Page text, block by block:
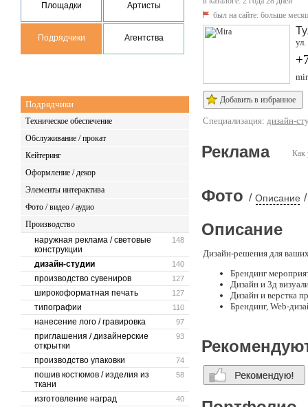
Площадки Артисты
Подрядчики Агентства
Подрядчики
Техническое обеспечение
Обслуживание / прокат
Кейтеринг
Оформление / декор
Элементы интерактива
Фото / видео / аудио
Производство
148
наружная реклама / световые
конструкции
140
дизайн-студии
127
производство сувениров
127
широкоформатная печать
110
типографии
97
нанесение лого / гравировка
93
приглашения / дизайнерские
открытки
74
производство упаковки
58
пошив костюмов / изделия из
ткани
40
изготовление наград
был на сайте: больше
Добавить в избранное
Специализация: дизайн-
Как
Реклама
Фото / Описание /
Описание
Дизайн-решения для
Брендинг
Дизайн и 3д
Дизайн и верстка
Брендинг, Web-